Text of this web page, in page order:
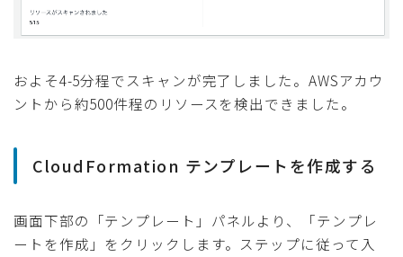
およそ4-5分程でスキャンが完了しました。AWSアカウ
ントから約500件程のリソースを検出できました。
CloudFormation テンプレートを作成する
画面下部の「テンプレート」パネルより、「テンプレ
ートを作成」をクリックします。ステップに従って入